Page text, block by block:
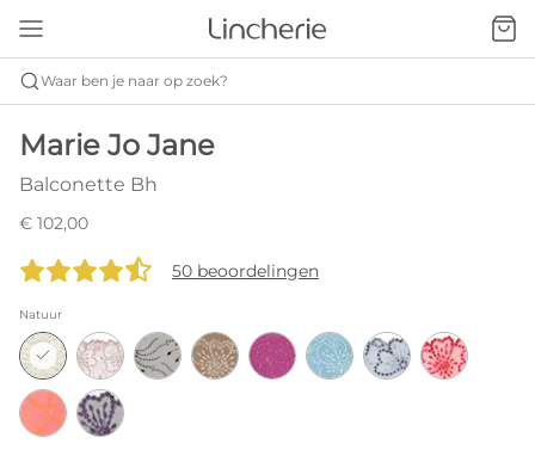
Waar ben je naar op zoek?
Marie Jo Jane
Balconette Bh
€ 102,00
50 beoordelingen
Natuur